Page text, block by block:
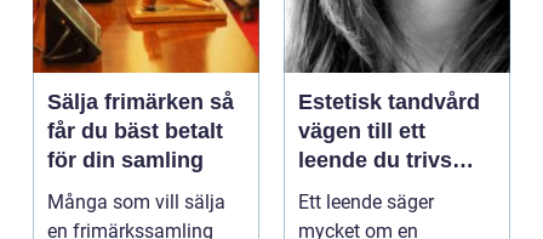
Sälja frimärken så
får du bäst betalt
för din samling
Många som vill sälja
en frimärkssamling
Estetisk tandvård
vägen till ett
leende du trivs
med
Ett leende säger
mycket om en